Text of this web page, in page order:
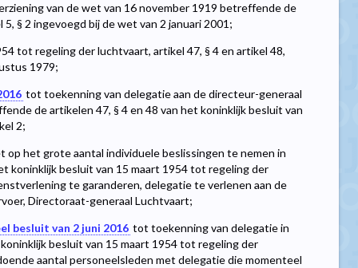
van de wet van 16 november 1919 betreffende de
§ 2 ingevoegd bij de wet van 2 januari 2001;
tot regeling der luchtvaart, artikel 47, § 4 en artikel 48,
1979;
tot toekenning van delegatie aan de directeur-generaal
de artikelen 47, § 4 en 48 van het koninklijk besluit van
2;
op het grote aantal individuele beslissingen te nemen in
koninklijk besluit van 15 maart 1954 tot regeling der
te garanderen, delegatie te verlenen aan de
Directoraat-generaal Luchtvaart;
besluit van 2 juni 2016 tot toekenning van delegatie in
besluit van 15 maart 1954 tot regeling der
aantal personeelsleden met delegatie die momenteel